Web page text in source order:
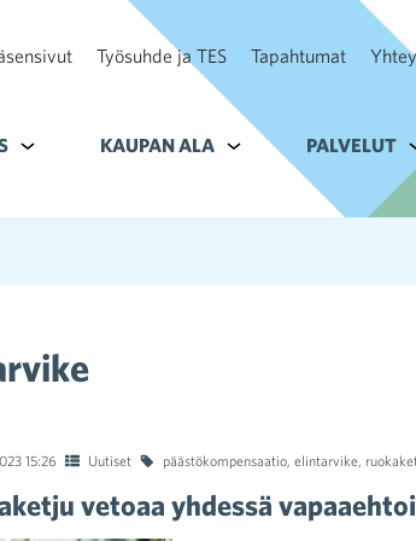
Työsuhde ja TES Tapahtumat
Alavalikko kohteelle Vastuullisuus
KAUPAN ALA Alavalikko kohteelle
PALVELUT
15:26 Uutiset päästökompensaatio, elintarvike,
vetoaa yhdessä